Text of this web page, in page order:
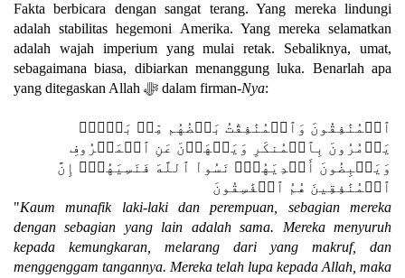
Fakta berbicara dengan sangat terang. Yang mereka lindungi
adalah stabilitas hegemoni Amerika. Yang mereka selamatkan
adalah wajah imperium yang mulai retak. Sebaliknya, umat,
sebagaimana biasa, dibiarkan menanggung luka. Benarlah apa
yang ditegaskan Allah ﷻ dalam firman-Nya:
ٱلۡمُنَٰفِقُونَ وَٱلۡمُنَٰفِقَٰتُ بَعۡضُهُم مِّنۢ بَعۡضٍۚ
يَأۡمُرُونَ بِٱلۡمُنكَرِ وَيَنۡهَوۡنَ عَنِ ٱلۡمَعۡرُوفِ
وَيَقۡبِضُونَ أَيۡدِيَهُمۡۚ نَسُواْ ٱللَّهَ فَنَسِيَهُمۡۚ إِنَّ
ٱلۡمُنَٰفِقِينَ هُمُ ٱلۡفَٰسِقُونَ
"Kaum munafik laki-laki dan perempuan, sebagian mereka
dengan sebagian yang lain adalah sama. Mereka menyuruh
kepada kemungkaran, melarang dari yang makruf, dan
menggenggam tangannya. Mereka telah lupa kepada Allah, maka